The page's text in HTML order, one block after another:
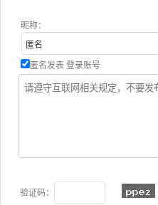
昵称：
匿名发表 登录账号
验证码：